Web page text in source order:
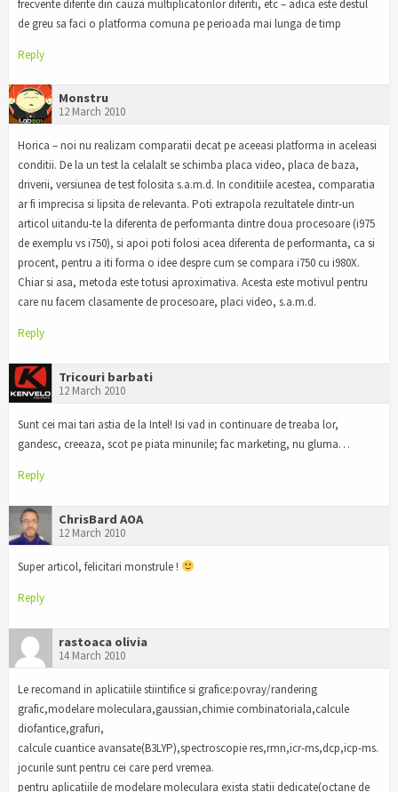
frecvente diferite din cauza multiplicatorilor diferiti, etc – adica este destul
de greu sa faci o platforma comuna pe perioada mai lunga de timp
Reply
Monstru
12 March 2010
Horica – noi nu realizam comparatii decat pe aceeasi platforma in aceleasi
conditii. De la un test la celalalt se schimba placa video, placa de baza,
driverii, versiunea de test folosita s.a.m.d. In conditiile acestea, comparatia
ar fi imprecisa si lipsita de relevanta. Poti extrapola rezultatele dintr-un
articol uitandu-te la diferenta de performanta dintre doua procesoare (i975
de exemplu vs i750), si apoi poti folosi acea diferenta de performanta, ca si
procent, pentru a iti forma o idee despre cum se compara i750 cu i980X.
Chiar si asa, metoda este totusi aproximativa. Acesta este motivul pentru
care nu facem clasamente de procesoare, placi video, s.a.m.d.
Reply
Tricouri barbati
12 March 2010
Sunt cei mai tari astia de la Intel! Isi vad in continuare de treaba lor,
gandesc, creeaza, scot pe piata minunile; fac marketing, nu gluma…
Reply
ChrisBard AOA
12 March 2010
Super articol, felicitari monstrule !
Reply
rastoaca olivia
14 March 2010
Le recomand in aplicatiile stiintifice si grafice:povray/randering
grafic,modelare moleculara,gaussian,chimie combinatoriala,calcule
diofantice,grafuri,
calcule cuantice avansate(B3LYP),spectroscopie res,rmn,icr-ms,dcp,icp-ms.
jocurile sunt pentru cei care perd vremea.
pentru aplicatiile de modelare moleculara exista statii dedicate(octane de